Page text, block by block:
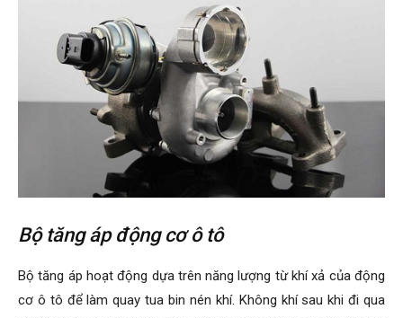
bộ tăng áp đem lại hiệu quả cao nhưng đòi hỏi hãng độ phải
can thiệp vào hệ thống điều khiển điện ECU. Điều này giúp cho
những tín hiệu điều khiển của ECU phù hợp với bộ tăng áp mới.